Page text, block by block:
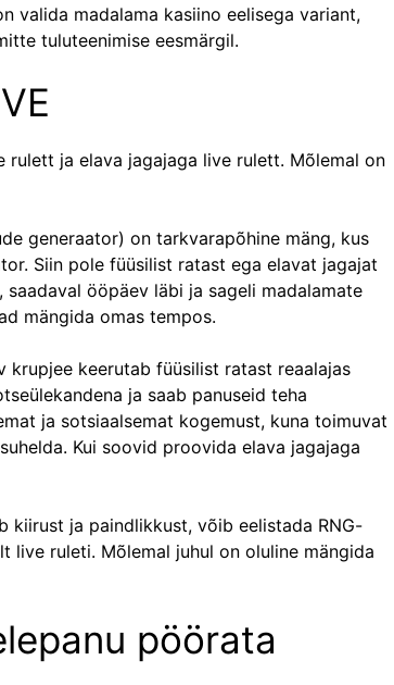
valida madalama kasiino eelisega variant,
tuluteenimise eesmärgil.
rulett ja elava jagajaga live rulett. Mõlemal on
generaator) on tarkvarapõhine mäng, kus
Siin pole füüsilist ratast ega elavat jagajat
ööpäev läbi ja sageli madalamate
mängida omas tempos.
keerutab füüsilist ratast reaalajas
ja saab panuseid teha
ja sotsiaalsemat kogemust, kuna toimuvat
Kui soovid proovida elava jagajaga
kiirust ja paindlikkust, võib eelistada RNG-
live ruleti. Mõlemal juhul on oluline mängida
pöörata